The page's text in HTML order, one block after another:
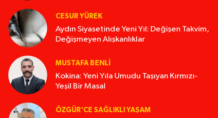
CESUR YÜREK
Aydın Siyasetinde Yeni Yıl: Değişen Takvim,
Değişmeyen Alışkanlıklar
MUSTAFA BENLI
Kokina: Yeni Yıla Umudu Taşıyan Kırmızı-
Yeşil Bir Masal
ÖZGÜR'CE SAĞLIKLI YAŞAM